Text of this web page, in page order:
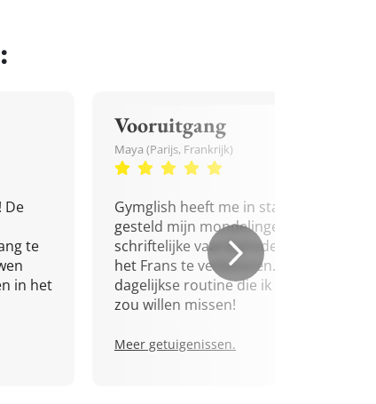
De
te
in het
Vooruitgang
Maya (Parijs, Frankrijk)
Gymglish heeft me in staat
gesteld mijn mondelinge en
schriftelijke vaardigheden in
het Frans te verbeteren. Een
dagelijkse routine die ik niet
zou willen missen!
Meer getuigenissen.